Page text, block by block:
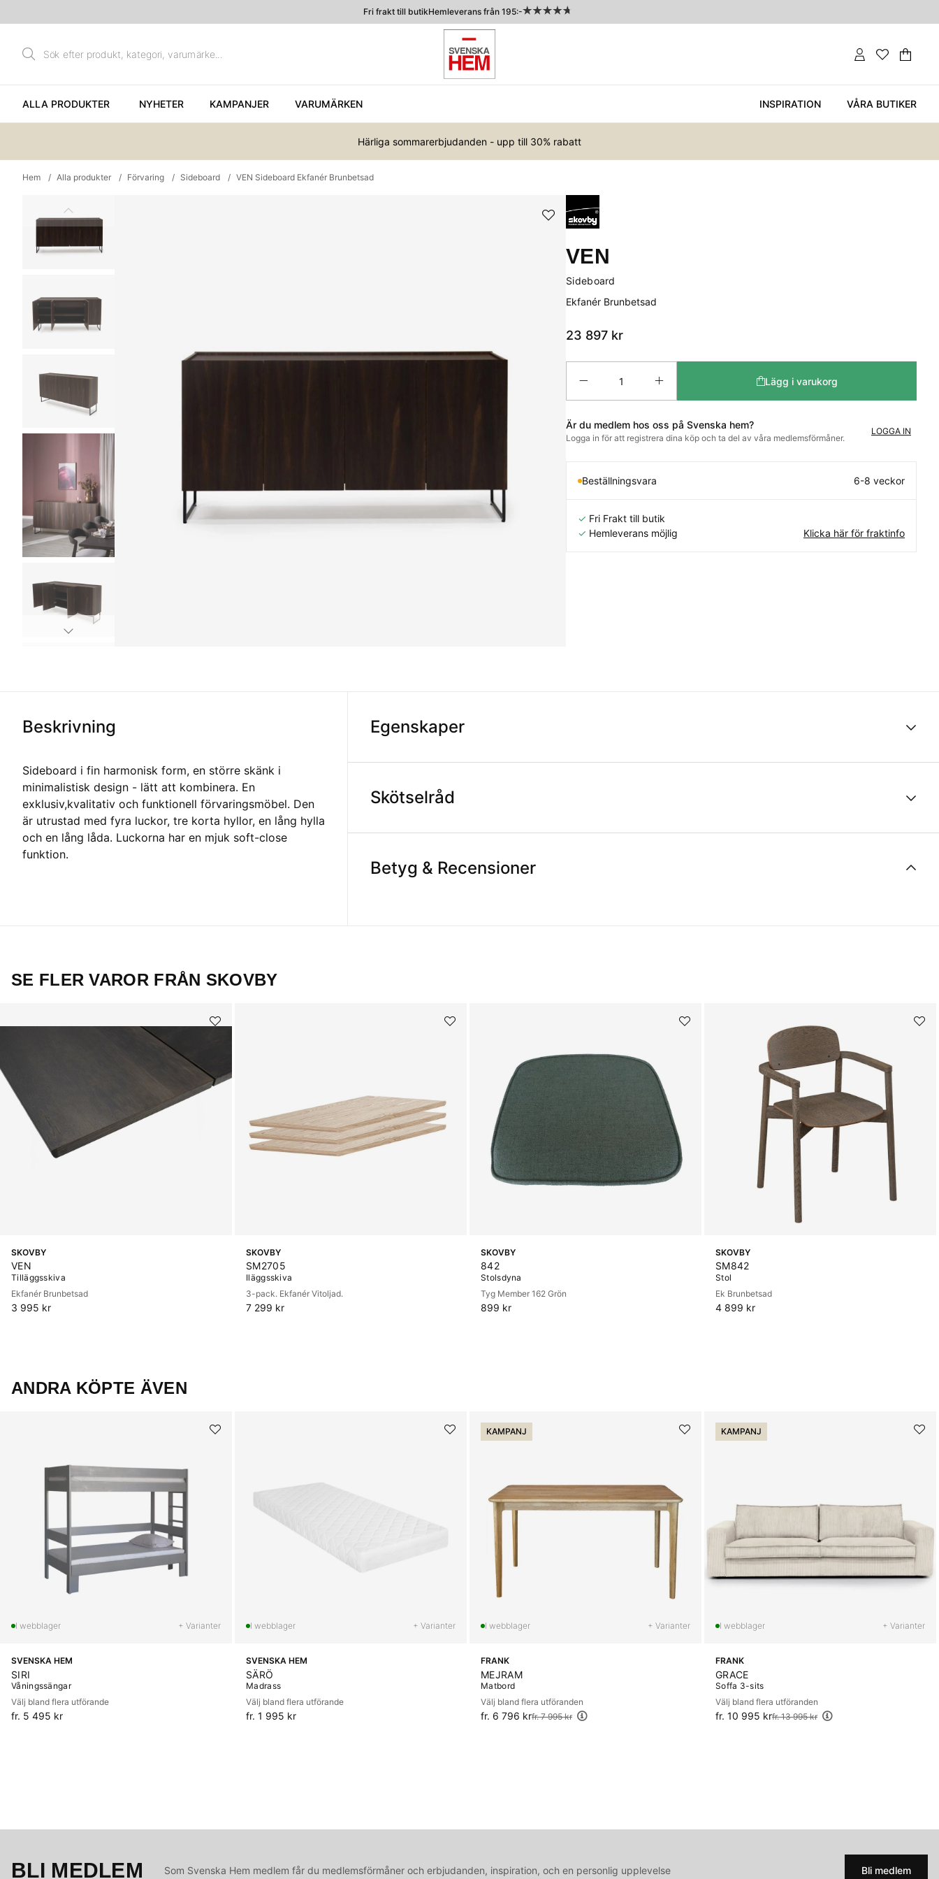
Fri frakt till butikHemleverans från 195:-
.
ALLA PRODUKTER NYHETER KAMPANJER VARUMÄRKEN INSPIRATION VÅRA BUTIKER
Härliga sommarerbjudanden - upp till 30% rabatt
Hem Alla produkter Förvaring Sideboard VEN Sideboard Ekfanér Brunbetsad
VEN
Sideboard
Ekfanér Brunbetsad
23 897 kr
Lägg i varukorg
Är du medlem hos oss på Svenska hem?
Logga in för att registrera dina köp och ta del av våra medlemsförmåner.
LOGGA IN
Beställningsvara 6-8 veckor
✓ Fri Frakt till butik
✓ Hemleverans möjlig Klicka här för fraktinfo
Beskrivning
Sideboard i fin harmonisk form, en större skänk i
minimalistisk design - lätt att kombinera. En
exklusiv,kvalitativ och funktionell förvaringsmöbel. Den
är utrustad med fyra luckor, tre korta hyllor, en lång hylla
och en lång låda. Luckorna har en mjuk soft-close
funktion.
Egenskaper
Skötselråd
Betyg & Recensioner
SE FLER VAROR FRÅN SKOVBY
SKOVBY
VEN
Tilläggsskiva
Ekfanér Brunbetsad
3 995 kr
SKOVBY
SM2705
Iläggsskiva
3-pack. Ekfanér Vitoljad.
7 299 kr
SKOVBY
842
Stolsdyna
Tyg Member 162 Grön
899 kr
SKOVBY
SM842
Stol
Ek Brunbetsad
4 899 kr
ANDRA KÖPTE ÄVEN
+ Varianter
SVENSKA HEM
SIRI
Våningssängar
Välj bland flera utförande
fr. 5 495 kr
+ Varianter
SVENSKA HEM
SÄRÖ
Madrass
Välj bland flera utförande
fr. 1 995 kr
KAMPANJ
+ Varianter
FRANK
MEJRAM
Matbord
Välj bland flera utföranden
fr. 6 796 kr
Ordinarie pris:fr. 7 995 kr
KAMPANJ
+ Varianter
FRANK
GRACE
Soffa 3-sits
Välj bland flera utföranden
fr. 10 995 kr
Ordinarie pris:fr. 13 995 kr
BLI MEDLEM Som Svenska Hem medlem får du medlemsförmåner och erbjudanden, inspiration, och en personlig upplevelse Bli medlem